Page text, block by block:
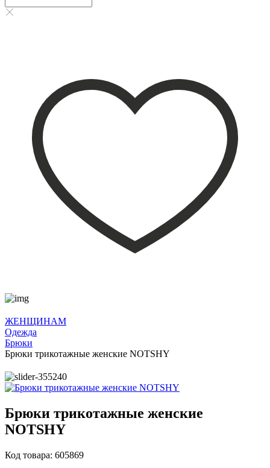
ЖЕНЩИНАМ
Одежда
Брюки
Брюки трикотажные женские NOTSHY
Брюки трикотажные женские
NOTSHY
Код товара: 605869